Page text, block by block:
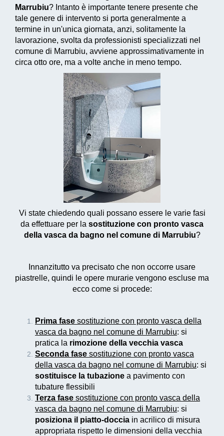
Marrubiu? Intanto è importante tenere presente che
tale genere di intervento si porta generalmente a
termine in un'unica giornata, anzi, solitamente la
lavorazione, svolta da professionisti specializzati nel
comune di Marrubiu, avviene approssimativamente in
circa otto ore, ma a volte anche in meno tempo.
Vi state chiedendo quali possano essere le varie fasi
da effettuare per la sostituzione con pronto vasca
della vasca da bagno nel comune di Marrubiu?
Innanzitutto va precisato che non occorre usare
piastrelle, quindi le opere murarie vengono escluse ma
ecco come si procede:
Prima fase sostituzione con pronto vasca della
vasca da bagno nel comune di Marrubiu: si
pratica la rimozione della vecchia vasca
Seconda fase sostituzione con pronto vasca
della vasca da bagno nel comune di Marrubiu: si
sostituisce la tubazione a pavimento con
tubature flessibili
Terza fase sostituzione con pronto vasca della
vasca da bagno nel comune di Marrubiu: si
posiziona il piatto-doccia in acrilico di misura
appropriata rispetto le dimensioni della vecchia